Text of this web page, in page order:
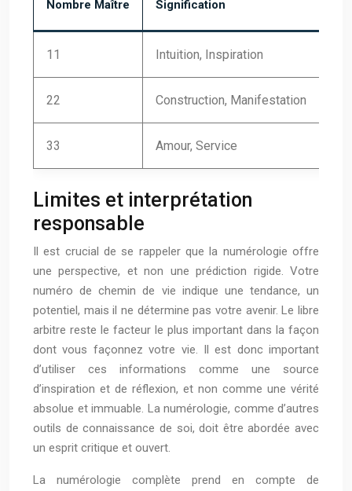
Nombre Maître Signification
11 Intuition, Inspiration
22 Construction, Manifestation
33 Amour, Service
Limites et interprétation
responsable
Il est crucial de se rappeler que la numérologie offre
une perspective, et non une prédiction rigide. Votre
numéro de chemin de vie indique une tendance, un
potentiel, mais il ne détermine pas votre avenir. Le libre
arbitre reste le facteur le plus important dans la façon
dont vous façonnez votre vie. Il est donc important
d’utiliser ces informations comme une source
d’inspiration et de réflexion, et non comme une vérité
absolue et immuable. La numérologie, comme d’autres
outils de connaissance de soi, doit être abordée avec
un esprit critique et ouvert.
La numérologie complète prend en compte de